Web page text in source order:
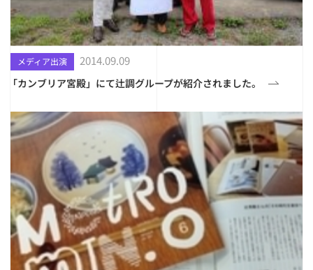
メディア出演 2014.09.09
「カンブリア宮殿」にて辻調グループが紹介されました。